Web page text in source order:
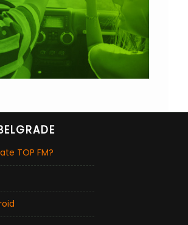
TOP FM?